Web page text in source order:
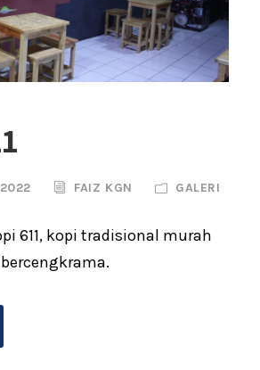
FAIZ KGN GALERI
611, kopi tradisional murah